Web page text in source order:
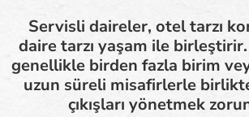
Servisli daireler, otel tarzı
daire tarzı yaşam ile
genellikle birden fazla birim
uzun süreli misafirlerle
çıkışları yönetmek